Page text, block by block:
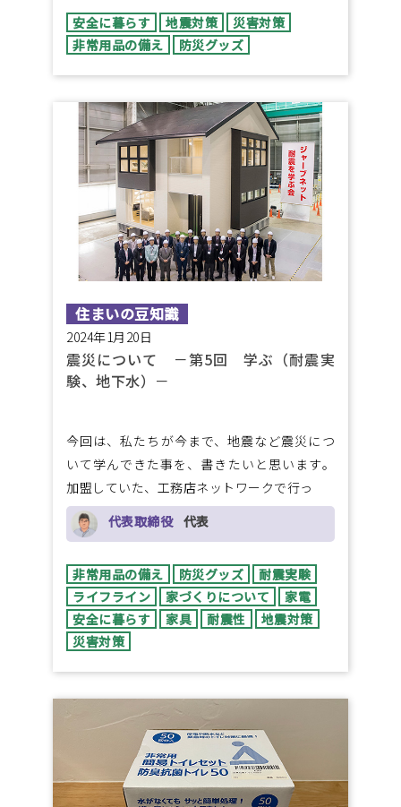
安全に暮らす 地震対策
災害対策
非常用品の備え
防災グッズ
住まいの豆知識
2024年1月20日
震災について －第5回 学ぶ（耐震実
験、地下水）－
今回は、私たちが今まで、地震など震災につ
いて学んできた事を、書きたいと思います。
加盟していた、工務店ネットワークで行っ
代表取締役 代表
非常用品の備え 防災グッズ
耐震実験
ライフライン
家づくりについて
家電
安全に暮らす
家具 耐震性
地震対策
災害対策